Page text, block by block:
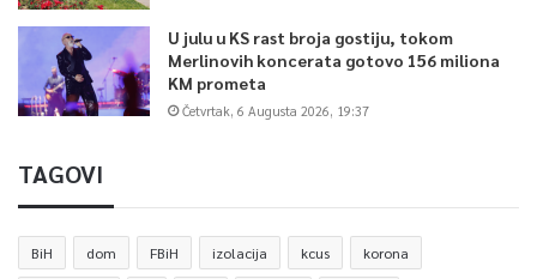
U julu u KS rast broja gostiju, tokom
Merlinovih koncerata gotovo 156 miliona
KM prometa
Četvrtak, 6 Augusta 2026, 19:37
TAGOVI
BiH dom FBiH izolacija kcus korona